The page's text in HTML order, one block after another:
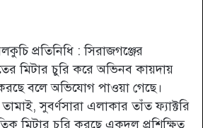
প্রতিনিধি : সিরাজগঞ্জের
মিটার চুরি করে অভিনব কায়দায়
বলে অভিযোগ পাওয়া গেছে।
সুবর্ণসারা এলাকার তাঁত ফ্যাক্টরি
মিটার চুরি করছে একদল প্রশিক্ষিত